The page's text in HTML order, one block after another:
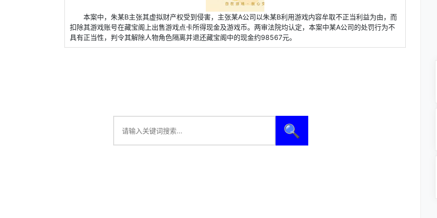
本案中，朱某B主张其虚拟财产权受到侵害，主张某A公司以朱某B利用游戏内容牟取不正当利益为由，而
扣除其游戏账号在藏宝阁上出售游戏点卡所得现金及游戏币。两审法院均认定，本案中某A公司的处罚行为不
具有正当性，判令其解除人物角色隔离并退还藏宝阁中的现金约98567元。
🔍